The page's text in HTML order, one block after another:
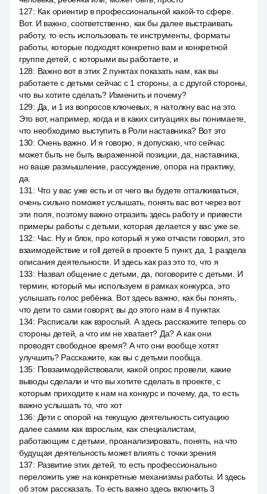
127: Как ориентир в профессиональной какой-то сфере.
Вот. И важно, соответственно, как бы далее выстраивать
работу, то есть использовать те инструменты, форматы
работы, которые подходят конкретно вам и конкретной
группе детей, с которыми вы работаете, и
128: Важно вот в этих 2 пунктах показать нам, как вы
работаете с детьми сейчас с 1 стороны, а с другой стороны,
что вы хотите сделать? Изменить и почему?
129: Да, и 1 из вопросов ключевых, я натолкну вас на это.
Это вот, например, когда и в каких ситуациях вы понимаете,
что необходимо выступить в Роли наставника? Вот это
130: Очень важно. И я говорю, я допускаю, что сейчас
может быть не быть выраженной позиции, да, наставника,
но ваше размышление, рассуждение, опора на практику,
да.
131 : Что у вас уже есть и от чего вы будете отталкиваться,
очень сильно поможет услышать, понять вас вот через вот
эти поля, поэтому важно отразить здесь работу и привести
примеры работы с детьми, которая делается у вас уже se.
132: Час. Ну и блок, про который я уже отчасти говорил, это
взаимодействие и roll детей в проекте 5 пункт, да, 1 раздела
описания деятельности. И здесь как раз это то, что я
133: Назвал общение с детьми, да, поговорите с детьми. И
термин, который мы используем в рамках конкурса, это
услышать голос ребёнка. Вот здесь важно, как бы понять,
что дети то сами говорят, вы до этого нам в 4 пунктах
134: Расписали как взрослый. А здесь расскажите теперь со
стороны детей, а что им не хватает? Да? А как они
проводят свободное время? А что они вообще хотят
улучшить? Расскажите, как вы с детьми пообща.
135: Повзаимодействовали, какой опрос провели, какие
выводы сделали и что вы хотите сделать в проекте, с
которым приходите к нам на конкурс и почему, да, то есть
важно услышать то, что хот
136: Дети с опорой на текущую деятельность ситуацию
далее самим как взрослым, как специалистам,
работающим с детьми, проанализировать, понять, на что
будущая деятельность может влиять с точки зрения
137: Развитие этих детей, то есть профессионально
переложить уже на конкретные механизмы работы. И здесь
об этом рассказать. То есть важно здесь включить 3